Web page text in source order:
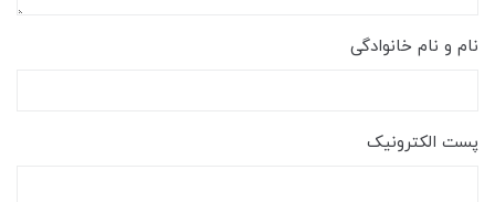
نام و نام خانوادگی
پست الکترونیک